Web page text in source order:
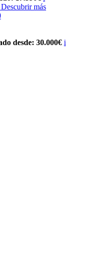
Descubrir más
desde: 30.000€ i